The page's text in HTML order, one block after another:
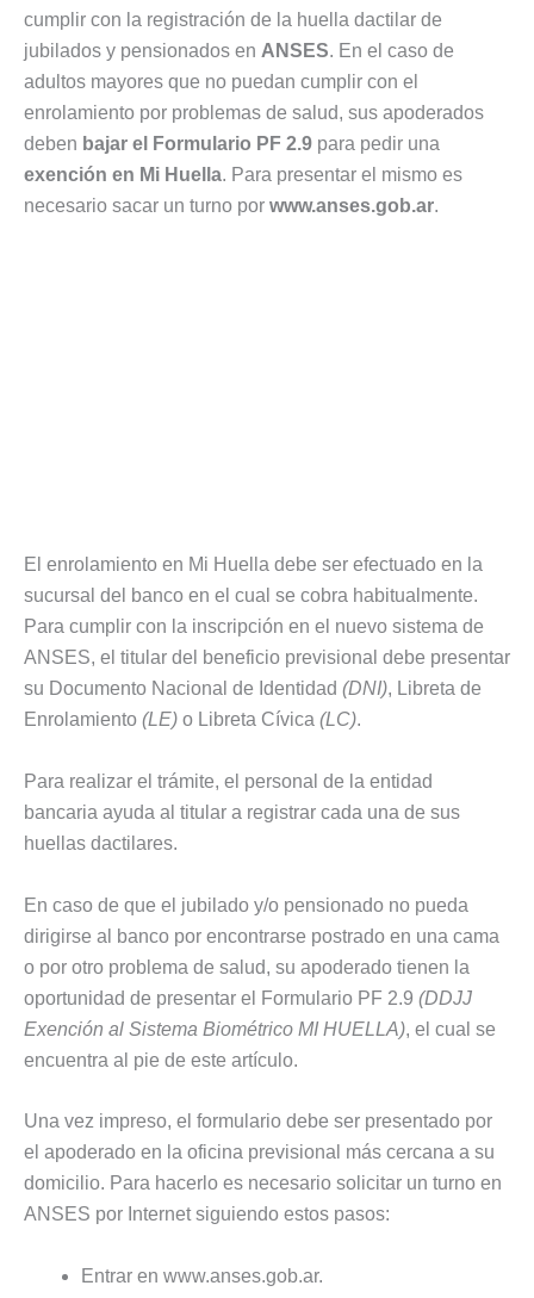
cumplir con la registración de la huella dactilar de
jubilados y pensionados en ANSES. En el caso de
adultos mayores que no puedan cumplir con el
enrolamiento por problemas de salud, sus apoderados
deben bajar el Formulario PF 2.9 para pedir una
exención en Mi Huella. Para presentar el mismo es
necesario sacar un turno por www.anses.gob.ar.
El enrolamiento en Mi Huella debe ser efectuado en la
sucursal del banco en el cual se cobra habitualmente.
Para cumplir con la inscripción en el nuevo sistema de
ANSES, el titular del beneficio previsional debe presentar
su Documento Nacional de Identidad (DNI), Libreta de
Enrolamiento (LE) o Libreta Cívica (LC).
Para realizar el trámite, el personal de la entidad
bancaria ayuda al titular a registrar cada una de sus
huellas dactilares.
En caso de que el jubilado y/o pensionado no pueda
dirigirse al banco por encontrarse postrado en una cama
o por otro problema de salud, su apoderado tienen la
oportunidad de presentar el Formulario PF 2.9 (DDJJ
Exención al Sistema Biométrico MI HUELLA), el cual se
encuentra al pie de este artículo.
Una vez impreso, el formulario debe ser presentado por
el apoderado en la oficina previsional más cercana a su
domicilio. Para hacerlo es necesario solicitar un turno en
ANSES por Internet siguiendo estos pasos:
Entrar en www.anses.gob.ar.